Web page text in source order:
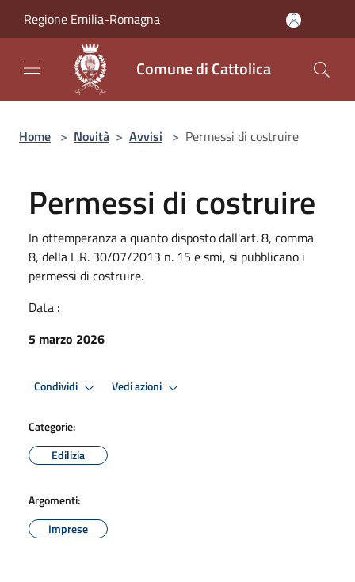
Regione Emilia-Romagna
Comune di Cattolica
Home > Novità > Avvisi > Permessi di costruire
Permessi di costruire
In ottemperanza a quanto disposto dall'art. 8, comma
8, della L.R. 30/07/2013 n. 15 e smi, si pubblicano i
permessi di costruire.
Data :
5 marzo 2026
Condividi Vedi azioni
Categorie:
Edilizia
Argomenti:
Imprese